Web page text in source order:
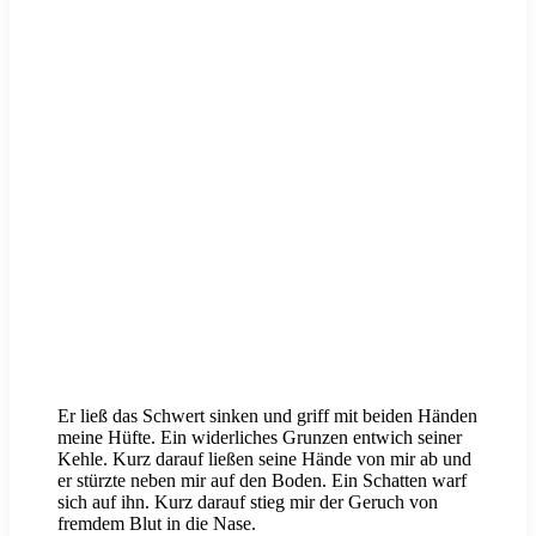
Er ließ das Schwert sinken und griff mit beiden Händen
meine Hüfte. Ein widerliches Grunzen entwich seiner
Kehle. Kurz darauf ließen seine Hände von mir ab und
er stürzte neben mir auf den Boden. Ein Schatten warf
sich auf ihn. Kurz darauf stieg mir der Geruch von
fremdem Blut in die Nase.